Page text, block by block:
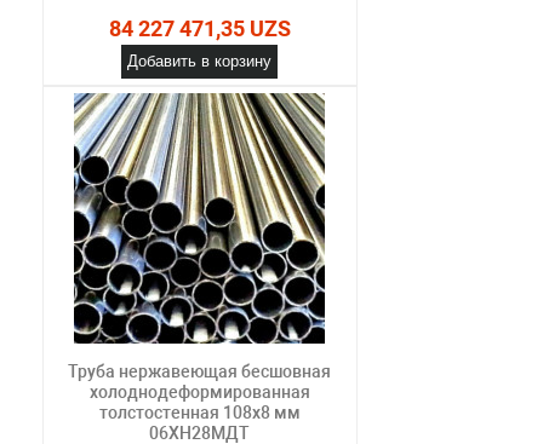
84 227 471,35 UZS
Добавить в корзину
Труба нержавеющая бесшовная
холоднодеформированная
толстостенная 108х8 мм
06ХН28МДТ